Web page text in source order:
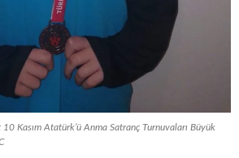
Kasım Atatürk’ü Anma Satranç Turnuvaları Büyük